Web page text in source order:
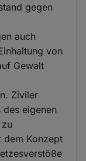
gegen
auch
von
Gewalt
Ziviler
eigenen
dem Konzept